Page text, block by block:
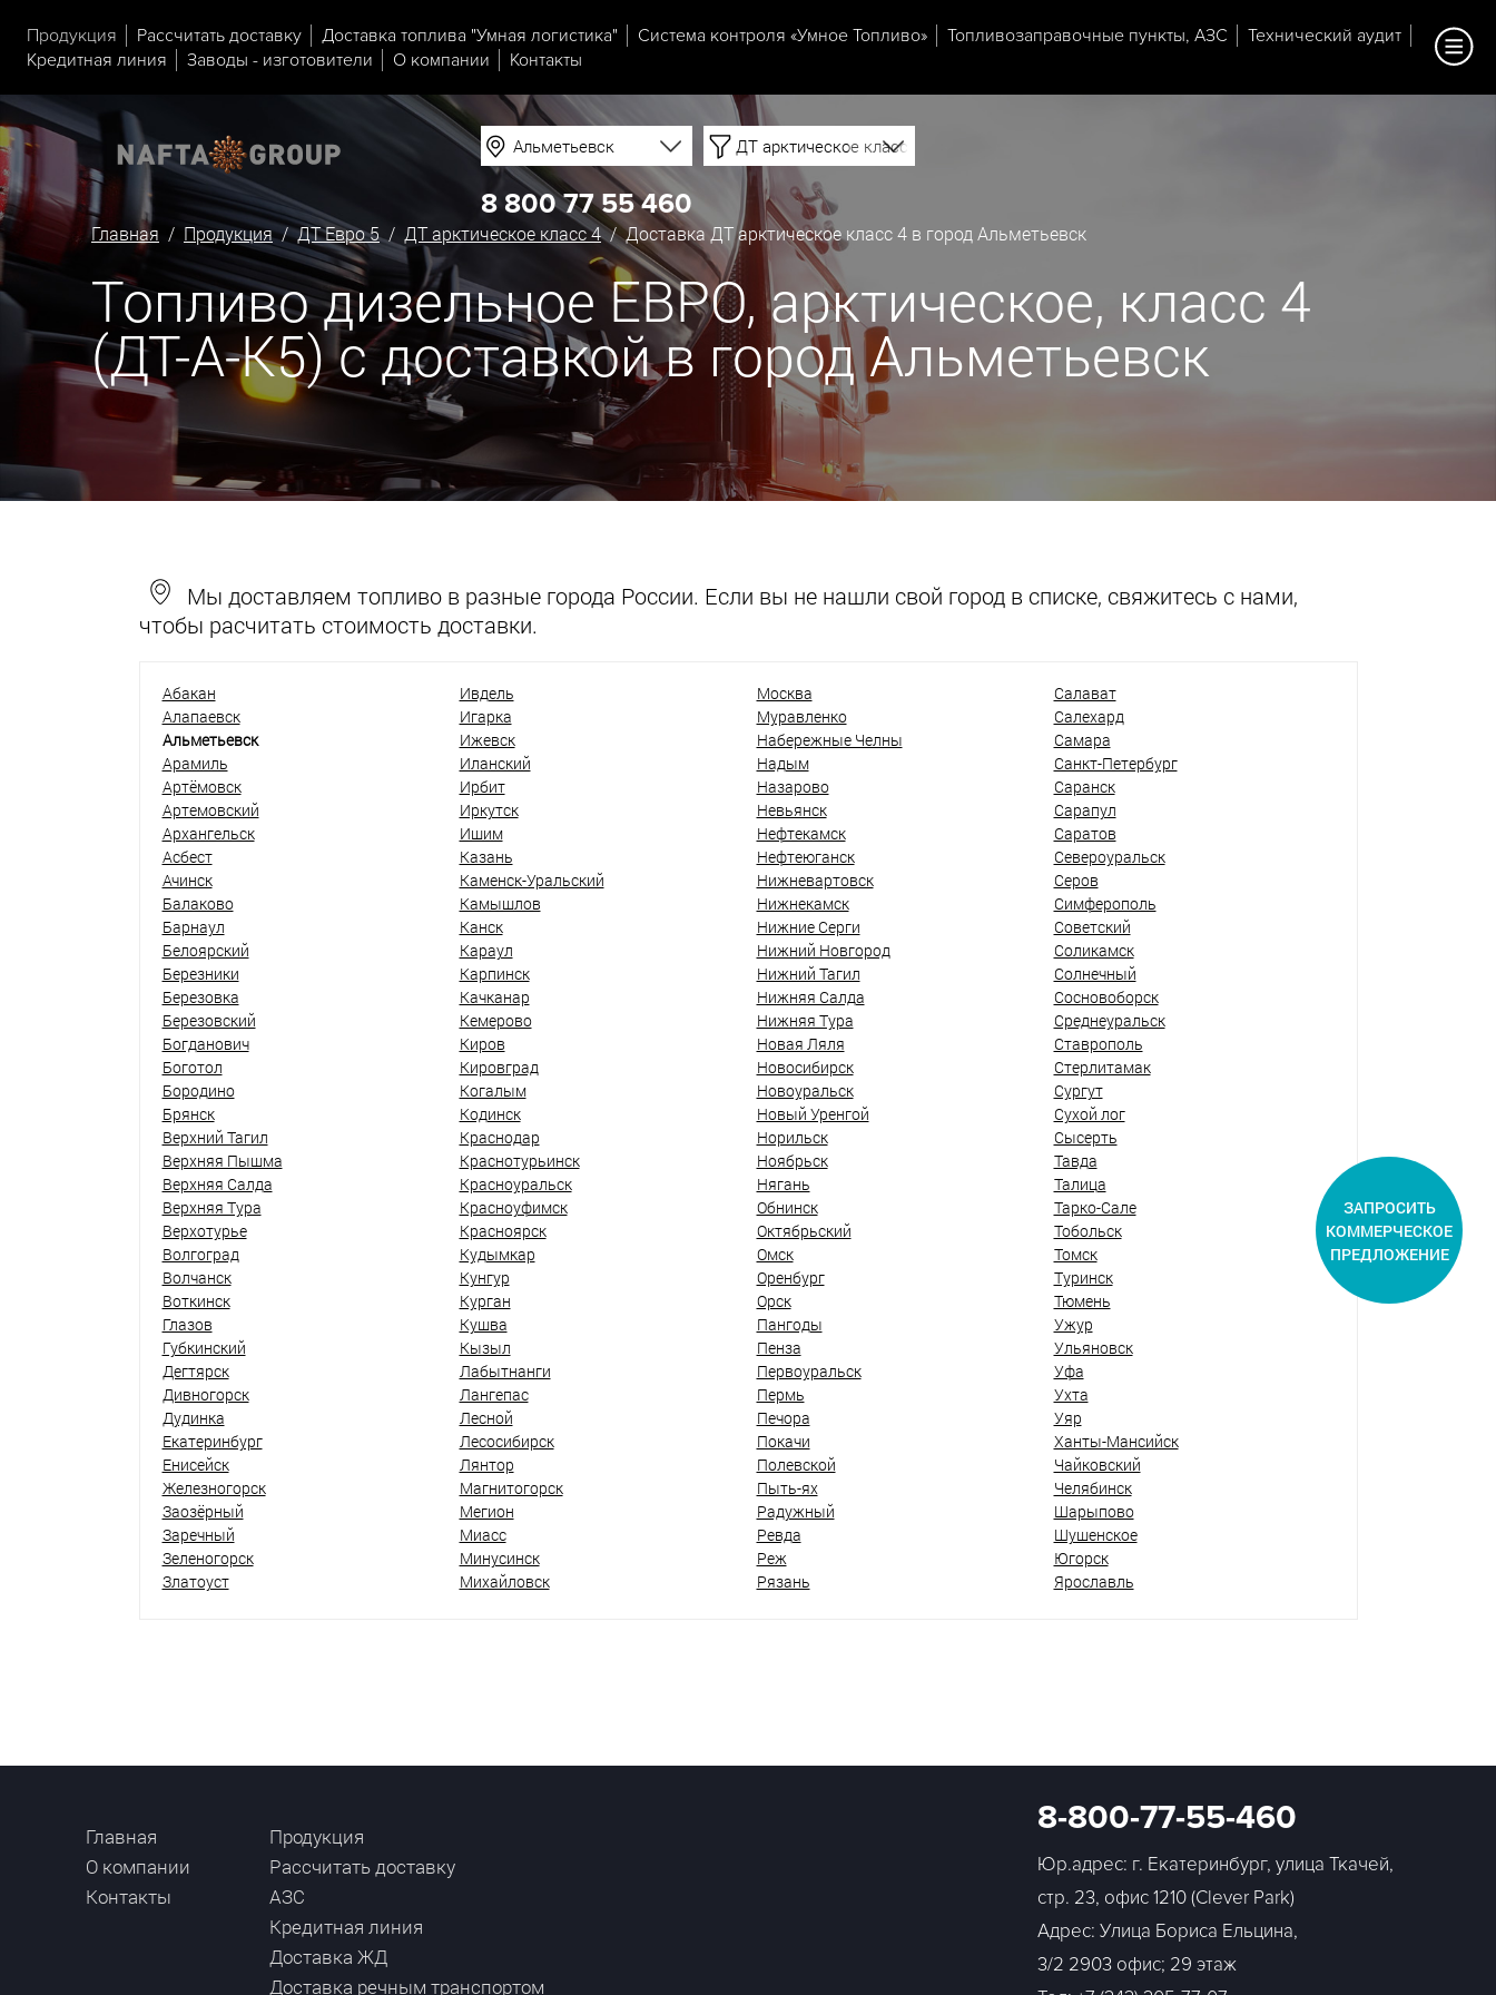
Продукция Рассчитать доставку Доставка топлива "Умная логистика" Система контроля «Умное Топливо» Топливозаправочные пункты, АЗС
Технический аудит
Кредитная линия
Заводы - изготовители О компании Контакты
Альметьевск ДТ арктическое класс 4
8 800 77 55 460
Главная / Продукция/ДТ Евро 5/ ДТ арктическое класс 4/ Доставка ДТ арктическое класс 4 в город Альметьевск
Топливо дизельное ЕВРО, арктическое, класс 4
(ДТ-А-К5) с доставкой в город Альметьевск
Мы доставляем топливо в разные города России. Если вы не нашли свой город в списке, свяжитесь с нами,
чтобы расчитать стоимость доставки.
Абакан
Алапаевск
Альметьевск
Арамиль
Артёмовск
Артемовский
Архангельск
Асбест
Ачинск
Балаково
Барнаул
Белоярский
Березники
Березовка
Березовский
Богданович
Боготол
Бородино
Брянск
Верхний Тагил
Верхняя Пышма
Верхняя Салда
Верхняя Тура
Верхотурье
Волгоград
Волчанск
Воткинск
Глазов
Губкинский
Дегтярск
Дивногорск
Дудинка
Екатеринбург
Енисейск
Железногорск
Заозёрный
Заречный
Зеленогорск
Златоуст
Ивдель
Игарка
Ижевск
Иланский
Ирбит
Иркутск
Ишим
Казань
Каменск-Уральский
Камышлов
Канск
Караул
Карпинск
Качканар
Кемерово
Киров
Кировград
Когалым
Кодинск
Краснодар
Краснотурьинск
Красноуральск
Красноуфимск
Красноярск
Кудымкар
Кунгур
Курган
Кушва
Кызыл
Лабытнанги
Лангепас
Лесной
Лесосибирск
Лянтор
Магнитогорск
Мегион
Миасс
Минусинск
Михайловск
Москва
Муравленко
Набережные Челны
Надым
Назарово
Невьянск
Нефтекамск
Нефтеюганск
Нижневартовск
Нижнекамск
Нижние Серги
Нижний Новгород
Нижний Тагил
Нижняя Салда
Нижняя Тура
Новая Ляля
Новосибирск
Новоуральск
Новый Уренгой
Норильск
Ноябрьск
Нягань
Обнинск
Октябрьский
Омск
Оренбург
Орск
Пангоды
Пенза
Первоуральск
Пермь
Печора
Покачи
Полевской
Пыть-ях
Радужный
Ревда
Реж
Рязань
Салават
Салехард
Самара
Санкт-Петербург
Саранск
Сарапул
Саратов
Североуральск
Серов
Симферополь
Советский
Соликамск
Солнечный
Сосновоборск
Среднеуральск
Ставрополь
Стерлитамак
Сургут
Сухой лог
Сысерть
Тавда
Талица
Тарко-Сале
Тобольск
Томск
Туринск
Тюмень
Ужур
Ульяновск
Уфа
Ухта
Уяр
Ханты-Мансийск
Чайковский
Челябинск
Шарыпово
Шушенское
Югорск
Ярославль
Главная
О компании
Контакты
Продукция
Рассчитать доставку
АЗС
Кредитная линия
Доставка ЖД
Доставка речным транспортом
8-800-77-55-460
Юр.адрес: г. Екатеринбург, улица Ткачей,
стр. 23, офис 1210 (Clever Park)
Адрес: Улица Бориса Ельцина,
3/2 2903 офис; 29 этаж
ЗАПРОСИТЬ
КОММЕРЧЕСКОЕ
ПРЕДЛОЖЕНИЕ